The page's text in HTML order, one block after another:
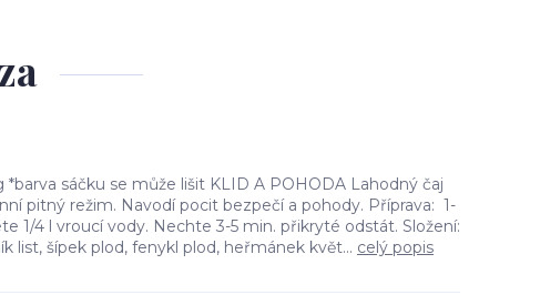
sáčku se může lišit KLID A POHODA Lahodný čaj
pitný režim. Navodí pocit bezpečí a pohody. Příprava: 1-
1/4 l vroucí vody. Nechte 3-5 min. přikryté odstát. Složení:
list, šípek plod, fenykl plod, heřmánek květ... celý popis